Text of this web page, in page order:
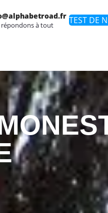
répondons à tout TEST DE